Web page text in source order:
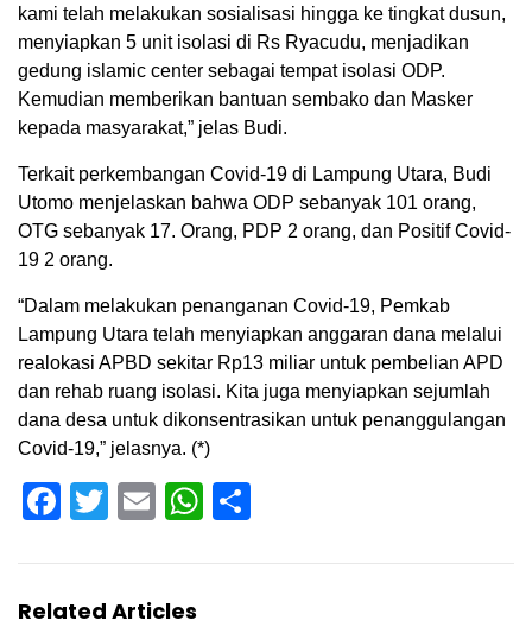
kami telah melakukan sosialisasi hingga ke tingkat dusun,
menyiapkan 5 unit isolasi di Rs Ryacudu, menjadikan
gedung islamic center sebagai tempat isolasi ODP.
Kemudian memberikan bantuan sembako dan Masker
kepada masyarakat,” jelas Budi.
Terkait perkembangan Covid-19 di Lampung Utara, Budi
Utomo menjelaskan bahwa ODP sebanyak 101 orang,
OTG sebanyak 17. Orang, PDP 2 orang, dan Positif Covid-
19 2 orang.
“Dalam melakukan penanganan Covid-19, Pemkab
Lampung Utara telah menyiapkan anggaran dana melalui
realokasi APBD sekitar Rp13 miliar untuk pembelian APD
dan rehab ruang isolasi. Kita juga menyiapkan sejumlah
dana desa untuk dikonsentrasikan untuk penanggulangan
Covid-19,” jelasnya. (*)
Facebook
Twitter
EmailWhatsApp
Related Articles